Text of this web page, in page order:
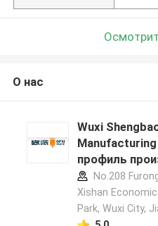
О нас
Wuxi
профиль
No.208
Xishan
Park, Wuxi City,